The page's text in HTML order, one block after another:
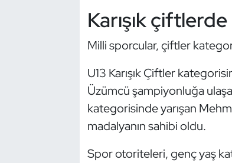
Karışık
Milli sporcular, çiftler
U13 Karışık Çiftler
Üzümcü şampiyonluğa
kategorisinde yarışan
madalyanın sahibi oldu.
Spor otoriteleri, genç yaş
Kano ve Rafting